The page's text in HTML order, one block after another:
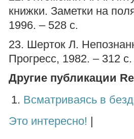
книжки. Заметки на
1996. – 528 с.
23. Шерток Л.
Прогресс, 1982. – 312 с.
Другие публикации
Всматриваясь в
Это интересно! |